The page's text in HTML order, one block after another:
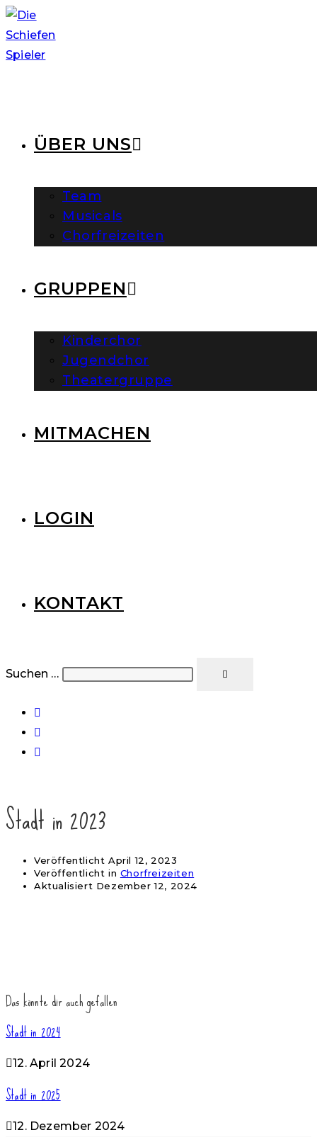
ÜBER UNS
Team
Musicals
Chorfreizeiten
GRUPPEN
Kinderchor
Jugendchor
Theatergruppe
MITMACHEN
LOGIN
KONTAKT
Suchen …
Stadt in 2023
Veröffentlicht April 12, 2023
Veröffentlicht in Chorfreizeiten
Aktualisiert Dezember 12, 2024
Das könnte dir auch gefallen
Stadt in 2024
12. April 2024
Stadt in 2025
12. Dezember 2024